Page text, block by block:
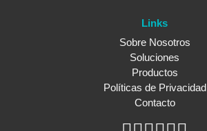
Links
Sobre Nosotros
Soluciones
Productos
Políticas de Privacidad
Contacto